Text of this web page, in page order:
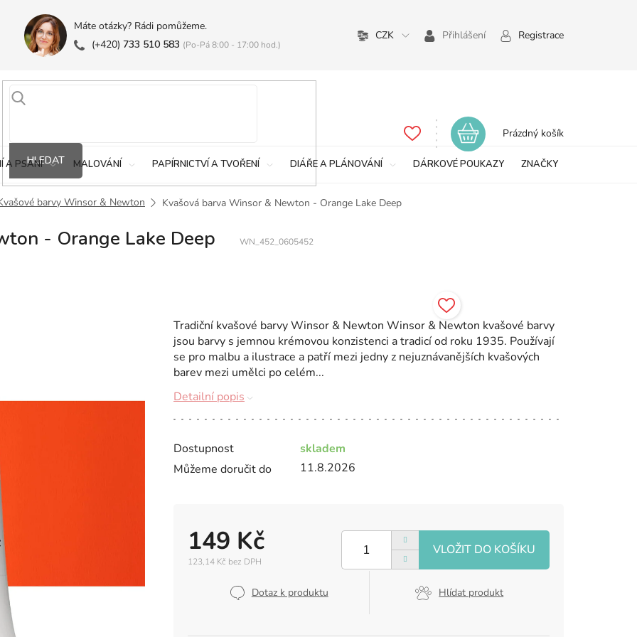
Máte otázky? Rádi pomůžeme.
(+420) 733 510 583 (Po-Pá 8:00 - 17:00 hod.)
CZK Přihlášení Registrace
HLEDAT
Nákupní
Prázdný košík
A PSANÍ MALOVÁNÍ PAPÍRNICTVÍ A TVOŘENÍ DIÁŘE A PLÁNOVÁNÍ DÁRKOVÉ POUKAZY ZNAČKY
barvy Winsor & Newton Kvašová barva Winsor & Newton - Orange Lake Deep
- Orange Lake Deep WN_452_0605452
Dostupnost
skladem
Můžeme doručit do
11.8.2026
149 Kč
123,14 Kč bez DPH
Dotaz k produktu Hlídat produkt
Tradiční kvašové barvy Winsor & Newton Winsor & Newton kvašové barvy
jsou barvy s jemnou krémovou konzistenci a tradicí od roku 1935. Používají
se pro malbu a ilustrace a patří mezi jedny z nejuznávanějších kvašových
barev mezi umělci po celém...
Detailní popis